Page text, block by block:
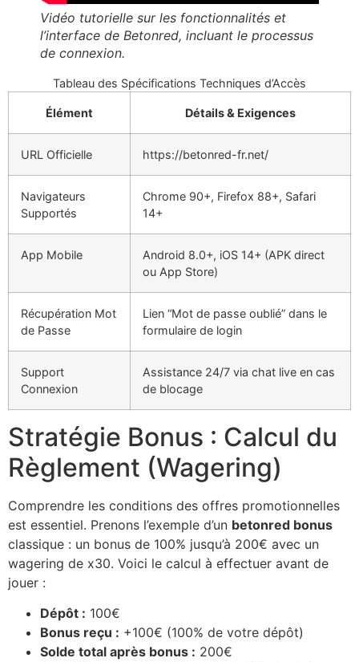
Vidéo tutorielle sur les fonctionnalités et
l’interface de Betonred, incluant le processus
de connexion.
Tableau des Spécifications Techniques d’Accès
Élément Détails & Exigences
URL Officielle https://betonred-fr.net/
Navigateurs
Supportés
Chrome 90+, Firefox 88+, Safari
14+
App Mobile
Android 8.0+, iOS 14+ (APK direct
ou App Store)
Récupération Mot
de Passe
Lien “Mot de passe oublié” dans le
formulaire de login
Support
Connexion
Assistance 24/7 via chat live en cas
de blocage
Stratégie Bonus : Calcul du
Règlement (Wagering)
Comprendre les conditions des offres promotionnelles
est essentiel. Prenons l’exemple d’un betonred bonus
classique : un bonus de 100% jusqu’à 200€ avec un
wagering de x30. Voici le calcul à effectuer avant de
jouer :
Dépôt : 100€
Bonus reçu : +100€ (100% de votre dépôt)
Solde total après bonus : 200€